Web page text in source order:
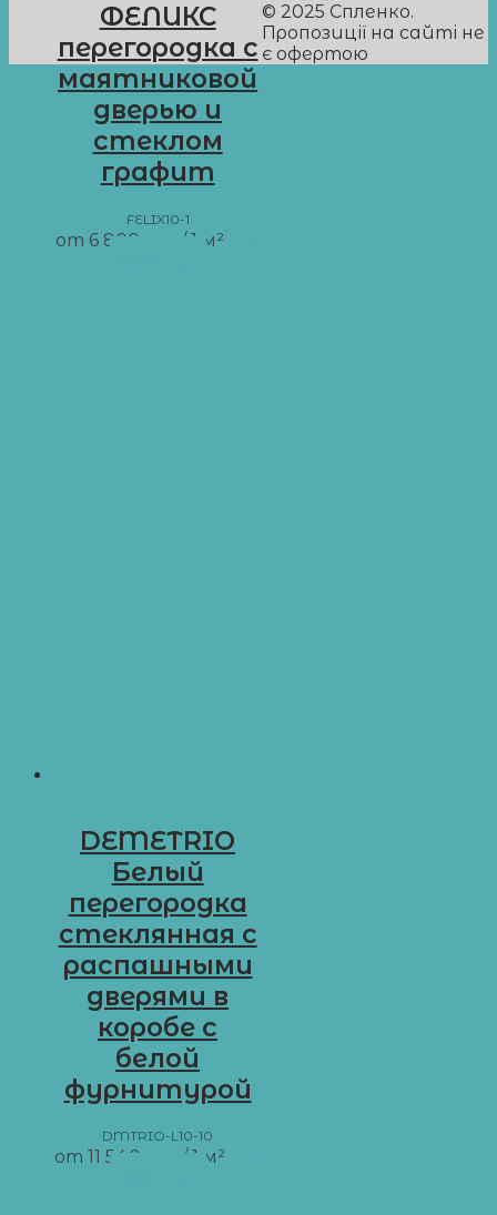
ФЕЛИКС
перегородка с
маятниковой
дверью и
стеклом
графит
FELIX10-1
от 6 800 / 1 м²
DEMETRIO
Белый
перегородка
стеклянная с
распашными
дверями в
коробе с
белой
фурнитурой
DMTRIO-L10-10
от 11 540 / 1 м²
© 2025 Спленко.
Пропозиції на сайті не
є офертою